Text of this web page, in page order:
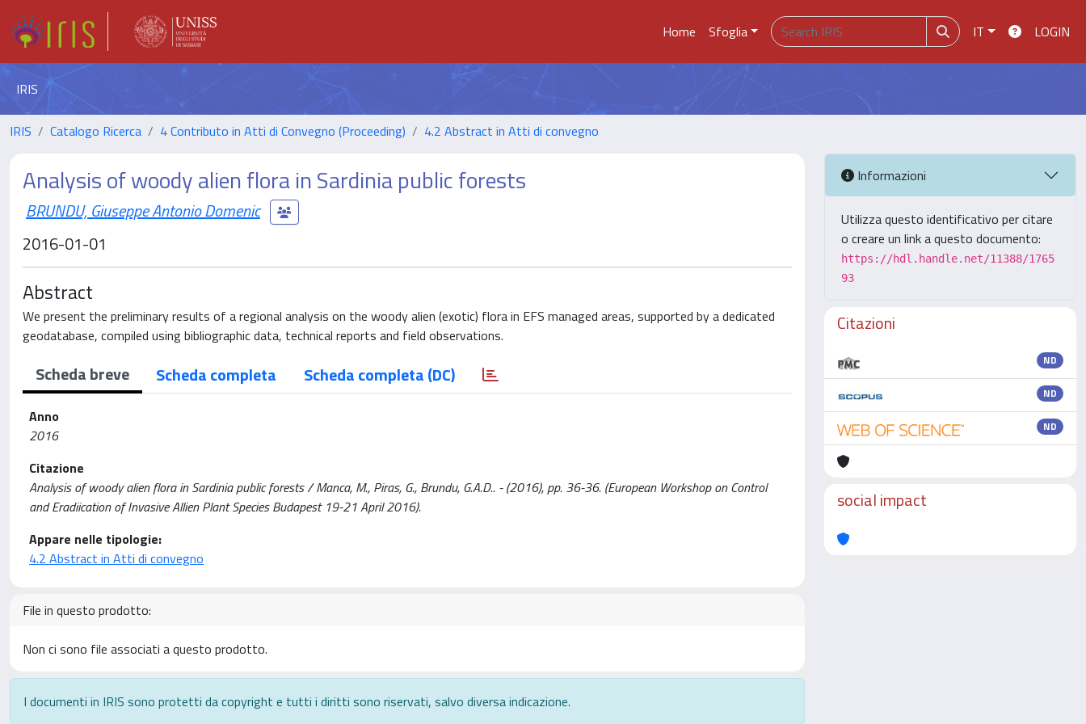
Home Sfoglia IT LOGIN
IRIS
IRIS Catalogo Ricerca 4 Contributo in Atti di Convegno (Proceeding) 4.2 Abstract in Atti di convegno
Analysis of woody alien flora in Sardinia public forests
BRUNDU, Giuseppe Antonio Domenic
2016-01-01
Abstract
We present the preliminary results of a regional analysis on the woody alien (exotic) flora in EFS managed areas, supported by a dedicated
geodatabase, compiled using bibliographic data, technical reports and field observations.
Scheda breve Scheda completa Scheda completa (DC)
Anno
2016
Citazione
Analysis of woody alien flora in Sardinia public forests / Manca, M., Piras, G., Brundu, G.A.D.. - (2016), pp. 36-36. (European Workshop on Control
and Eradiication of Invasive Allien Plant Species Budapest 19-21 April 2016).
Appare nelle tipologie:
4.2 Abstract in Atti di convegno
File in questo prodotto:
Non ci sono file associati a questo prodotto.
I documenti in IRIS sono protetti da copyright e tutti i diritti sono riservati, salvo diversa indicazione.
Informazioni
Utilizza questo identificativo per citare
o creare un link a questo documento:
https://hdl.handle.net/11388/1765
93
Citazioni
ND
ND
ND
social impact